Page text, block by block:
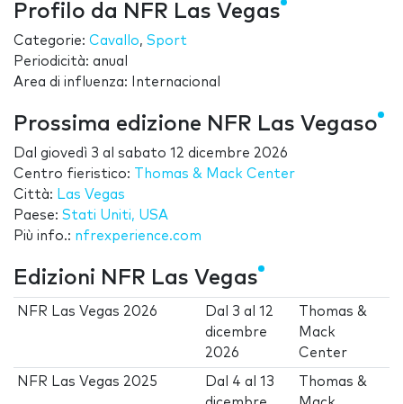
Profilo da NFR Las Vegas
Categorie: Cavallo, Sport
Periodicità: anual
Area di influenza: Internacional
Prossima edizione NFR Las Vegaso
Dal giovedì 3 al sabato 12 dicembre 2026
Centro fieristico:
Thomas & Mack Center
Città: Las Vegas
Paese: Stati Uniti, USA
Più info.: nfrexperience.com
Edizioni NFR Las Vegas
NFR Las Vegas 2026 Dal 3 al12
dicembre
2026
Thomas &
Mack
Center
NFR Las Vegas 2025 Dal 4 al13
Thomas &